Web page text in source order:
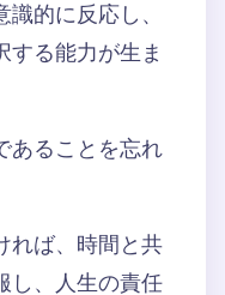
的に反応し、
する能力が生ま
あることを忘れ
れば、時間と共
し、人生の責任